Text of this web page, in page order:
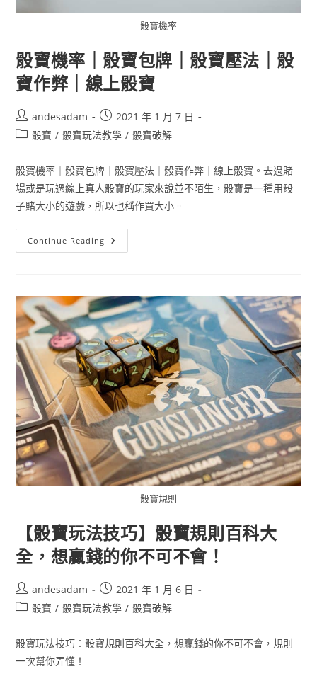
骰寶機率
骰寶機率｜骰寶包牌｜骰寶壓法｜骰
寶作弊｜線上骰寶
andesadam
2021 年 1 月 7 日
骰寶 / 骰寶玩法教學 / 骰寶破解
骰寶機率｜骰寶包牌｜骰寶壓法｜骰寶作弊｜線上骰寶。去過賭
場或是玩過線上真人骰寶的玩家來說並不陌生，骰寶是一種用骰
子賭大小的遊戲，所以也稱作買大小。
Continue Reading
骰寶規則
【骰寶玩法技巧】骰寶規則百科大
全，想贏錢的你不可不會！
andesadam
2021 年 1 月 6 日
骰寶 / 骰寶玩法教學 / 骰寶破解
骰寶玩法技巧：骰寶規則百科大全，想贏錢的你不可不會，規則
一次幫你弄懂！